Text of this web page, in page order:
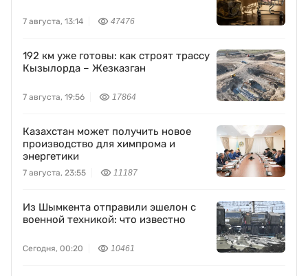
7 августа, 13:14 47476
192 км уже готовы: как строят трассу
Кызылорда – Жезказган
7 августа, 19:56 17864
Казахстан может получить новое
производство для химпрома и
энергетики
7 августа, 23:55 11187
Из Шымкента отправили эшелон с
военной техникой: что известно
Сегодня, 00:20 10461